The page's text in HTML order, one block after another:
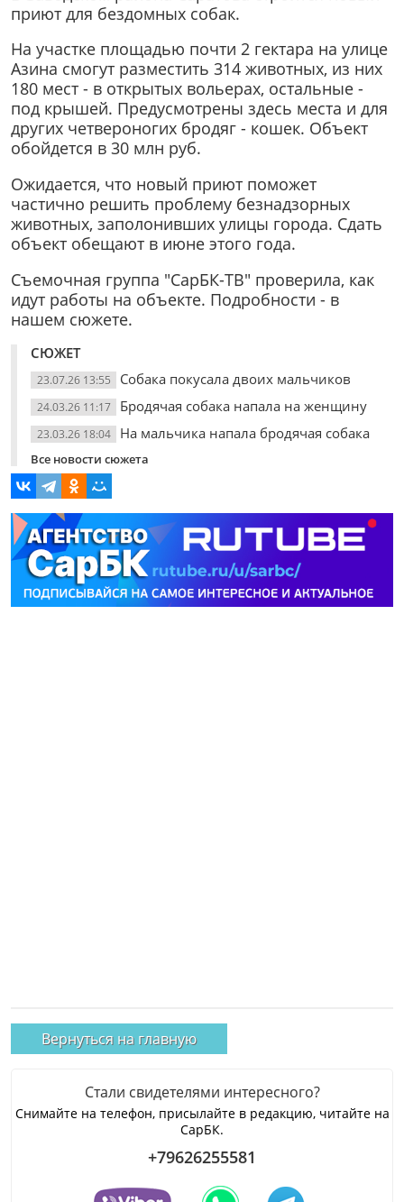
приют для бездомных собак.
На участке площадью почти 2 гектара на улице
Азина смогут разместить 314 животных, из них
180 мест - в открытых вольерах, остальные -
под крышей. Предусмотрены здесь места и для
других четвероногих бродяг - кошек. Объект
обойдется в 30 млн руб.
Ожидается, что новый приют поможет
частично решить проблему безнадзорных
животных, заполонивших улицы города. Сдать
объект обещают в июне этого года.
Съемочная группа "СарБК-ТВ" проверила, как
идут работы на объекте. Подробности - в
нашем сюжете.
СЮЖЕТ
23.07.26 13:55 Собака покусала двоих мальчиков
24.03.26 11:17 Бродячая собака напала на женщину
23.03.26 18:04 На мальчика напала бродячая собака
Все новости сюжета
Вернуться на главную
Стали свидетелями интересного?
Снимайте на телефон, присылайте в редакцию, читайте на
СарБК.
+79626255581